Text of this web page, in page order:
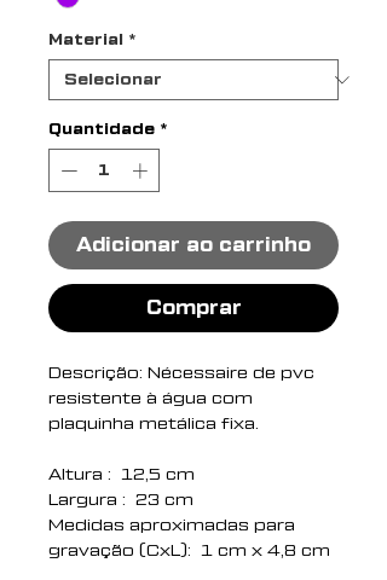
Material *
Quantidade *
Adicionar ao carrinho
Comprar
Descrição: Nécessaire de pvc
resistente à água com
plaquinha metálica fixa.
Altura : 12,5 cm
Largura : 23 cm
Medidas aproximadas para
gravação (CxL): 1 cm x 4,8 cm